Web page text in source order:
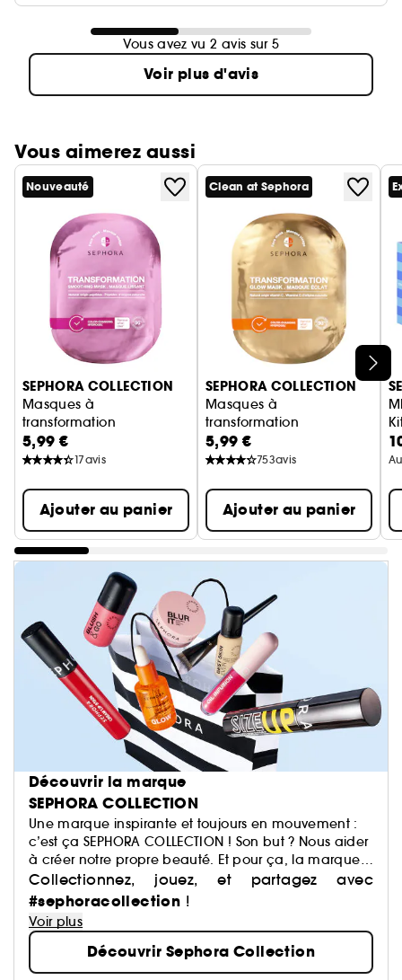
Vous avez vu 2 avis sur 5
Voir plus d'avis
Vous aimerez aussi
Ignorer le carrousel produits
Nouveauté
SEPHORA COLLECTION
Masques à
transformation
Masques hydrogel visage
5,99 €
17avis
Ajouter au panier
Clean at Sephora
SEPHORA COLLECTION
Masques à
transformation
Masques hydrogel visage à
5,99 €
753avis
Ajouter au panier
Découvrir la marque
SEPHORA COLLECTION
Une marque inspirante et toujours en mouvement :
c’est ça SEPHORA COLLECTION ! Son but ? Nous aider
à créer notre propre beauté. Et pour ça, la marque
a justement imaginé des centaines de produits : du
maquillage aux soins, du capillaire au parfum, du
bain aux compléments alimentaires,… Avec pour
mission de démocratiser une beauté performante.
Collectionnez, jouez, et partagez avec
#sephoracollection !
Voir plus
Découvrir Sephora Collection